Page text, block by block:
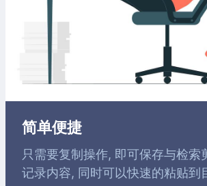
简单便捷
只需要复制操作, 即可保存与检索
记录内容, 同时可以快速的粘贴到